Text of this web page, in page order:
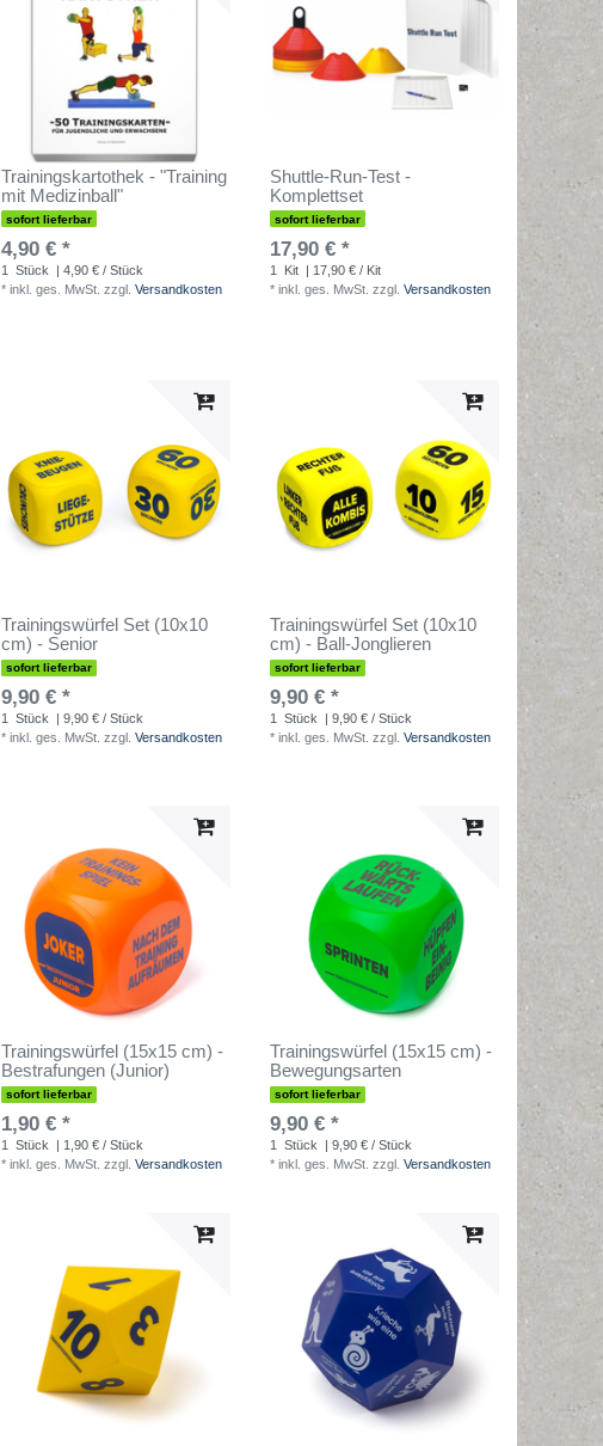
Trainingskartothek - "Training
mit Medizinball"
sofort lieferbar
4,90 € *
1 Stück
| 4,90 € / Stück
* inkl. ges. MwSt. zzgl. Versandkosten
Shuttle-Run-Test -
Komplettset
sofort lieferbar
17,90 € *
1 Kit
| 17,90 € / Kit
* inkl. ges. MwSt. zzgl. Versandkosten
Trainingswürfel Set (10x10
cm) - Senior
sofort lieferbar
9,90 € *
1 Stück
| 9,90 € / Stück
* inkl. ges. MwSt. zzgl. Versandkosten
Trainingswürfel Set (10x10
cm) - Ball-Jonglieren
sofort lieferbar
9,90 € *
1 Stück
| 9,90 € / Stück
* inkl. ges. MwSt. zzgl. Versandkosten
Trainingswürfel (15x15 cm) -
Bestrafungen (Junior)
sofort lieferbar
1,90 € *
1 Stück
| 1,90 € / Stück
* inkl. ges. MwSt. zzgl. Versandkosten
Trainingswürfel (15x15 cm) -
Bewegungsarten
sofort lieferbar
9,90 € *
1 Stück
| 9,90 € / Stück
* inkl. ges. MwSt. zzgl. Versandkosten